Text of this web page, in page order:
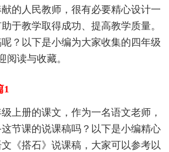
的人民教师，很有必要精心设计一
于教学取得成功、提高教学质量。
？以下是小编为大家收集的四年级
阅读与收藏。
1
级上册的课文，作为一名语文老师，
节课的说课稿吗？以下是小编精心
《搭石》说课稿，大家可以参考以